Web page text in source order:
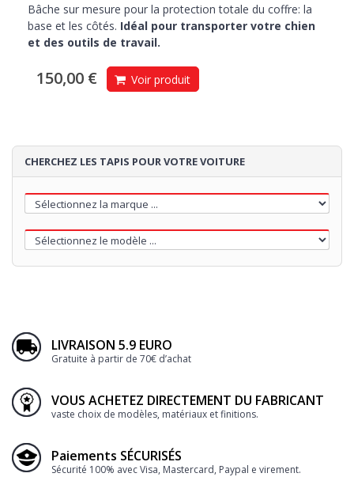
Bâche sur mesure pour la protection totale du coffre: la
base et les côtés. Idéal pour transporter votre chien
et des outils de travail.
150,00 € Voir produit
CHERCHEZ LES TAPIS POUR VOTRE VOITURE
LIVRAISON 5.9 EURO
Gratuite à partir de 70€ d’achat
VOUS ACHETEZ DIRECTEMENT DU FABRICANT
vaste choix de modèles, matériaux et finitions.
Paiements SÉCURISÉS
Sécurité 100% avec Visa, Mastercard, Paypal e virement.